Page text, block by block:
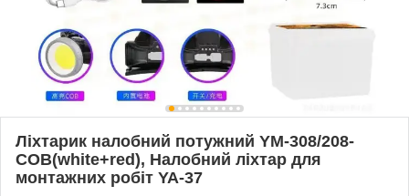
Ліхтарик налобний потужний YM-308/208-
COB(white+red), Налобний ліхтар для
монтажних робіт YA-37